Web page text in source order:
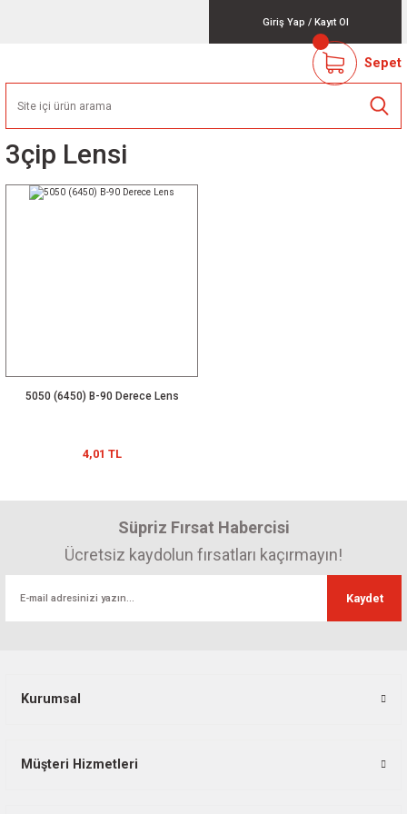
Giriş Yap / Kayıt Ol
Sepet
3çip Lensi
5050 (6450) B-90 Derece Lens
4,01 TL
Süpriz Fırsat Habercisi
Ücretsiz kaydolun fırsatları kaçırmayın!
Kaydet
Kurumsal
Müşteri Hizmetleri